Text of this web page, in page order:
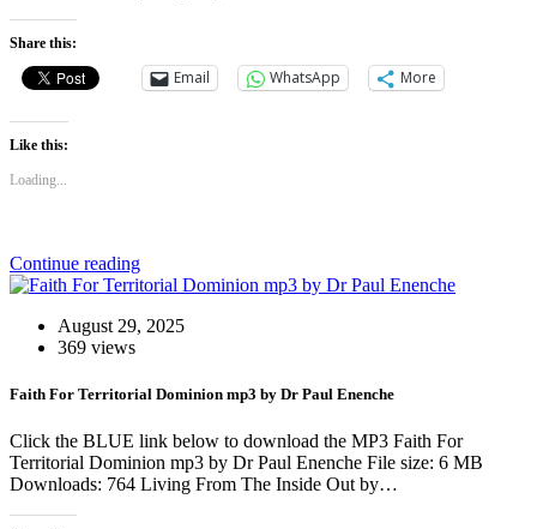
Share this:
Email WhatsApp More
Like this:
Loading...
Continue reading
August 29, 2025
369 views
Faith For Territorial Dominion mp3 by Dr Paul Enenche
Click the BLUE link below to download the MP3 Faith For
Territorial Dominion mp3 by Dr Paul Enenche File size: 6 MB
Downloads: 764 Living From The Inside Out by…